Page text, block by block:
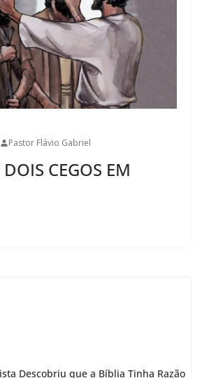
Pastor Flávio Gabriel
CEGOS EM
Descobriu que a Bíblia Tinha Razão